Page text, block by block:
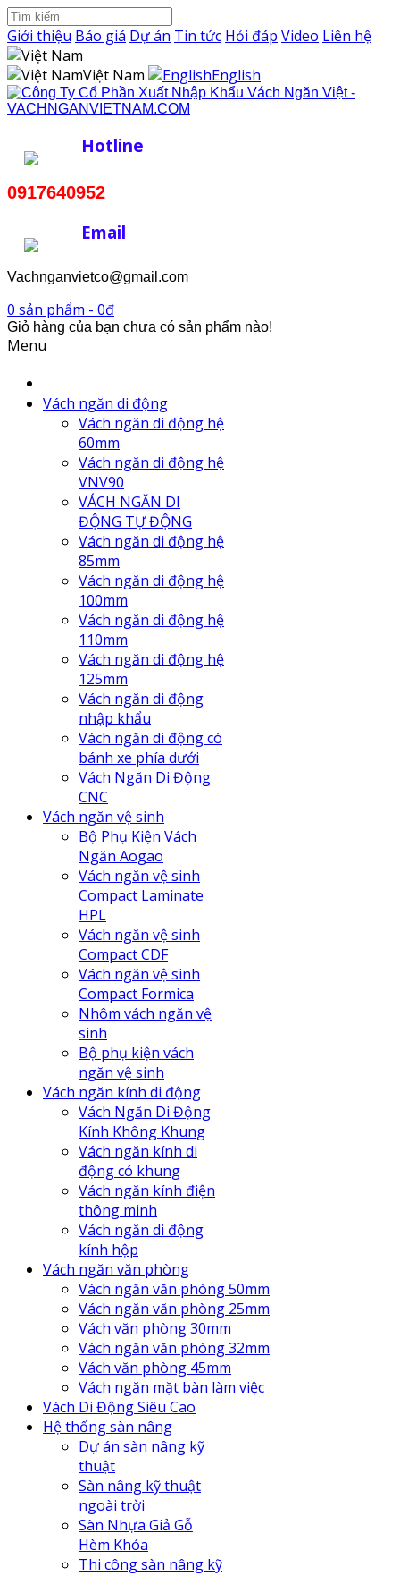
Giới thiệu Báo giá Dự án Tin tức Hỏi đáp Video Liên hệ
Việt Nam
English
Hotline
0917640952
Email
Vachnganvietco@gmail.com
0 sản phẩm - 0đ
Giỏ hàng của bạn chưa có sản phẩm nào!
Menu
Vách ngăn di động
Vách ngăn di động hệ
60mm
Vách ngăn di động hệ
VNV90
VÁCH NGĂN DI
ĐỘNG TỰ ĐỘNG
Vách ngăn di động hệ
85mm
Vách ngăn di động hệ
100mm
Vách ngăn di động hệ
110mm
Vách ngăn di động hệ
125mm
Vách ngăn di động
nhập khẩu
Vách ngăn di động có
bánh xe phía dưới
Vách Ngăn Di Động
CNC
Vách ngăn vệ sinh
Bộ Phụ Kiện Vách
Ngăn Aogao
Vách ngăn vệ sinh
Compact Laminate
HPL
Vách ngăn vệ sinh
Compact CDF
Vách ngăn vệ sinh
Compact Formica
Nhôm vách ngăn vệ
sinh
Bộ phụ kiện vách
ngăn vệ sinh
Vách ngăn kính di động
Vách Ngăn Di Động
Kính Không Khung
Vách ngăn kính di
động có khung
Vách ngăn kính điện
thông minh
Vách ngăn di động
kính hộp
Vách ngăn văn phòng
Vách ngăn văn phòng 50mm
Vách ngăn văn phòng 25mm
Vách văn phòng 30mm
Vách ngăn văn phòng 32mm
Vách văn phòng 45mm
Vách ngăn mặt bàn làm việc
Vách Di Động Siêu Cao
Hệ thống sàn nâng
Dự án sàn nâng kỹ
thuật
Sàn nâng kỹ thuật
ngoài trời
Sàn Nhựa Giả Gỗ
Hèm Khóa
Thi công sàn nâng kỹ